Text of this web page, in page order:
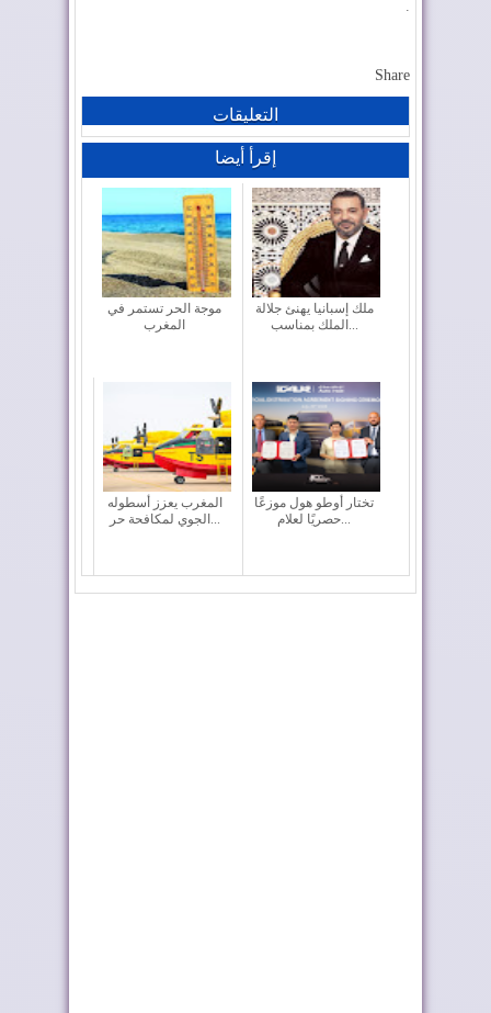
Share
التعليقات
إقرأ أيضا
موجة الحر تستمر في
المغرب
ملك إسبانيا يهنئ جلالة
الملك بمناسب...
المغرب يعزز أسطوله
الجوي لمكافحة حر...
تختار أوطو هول موزعًا
حصريًا لعلام...